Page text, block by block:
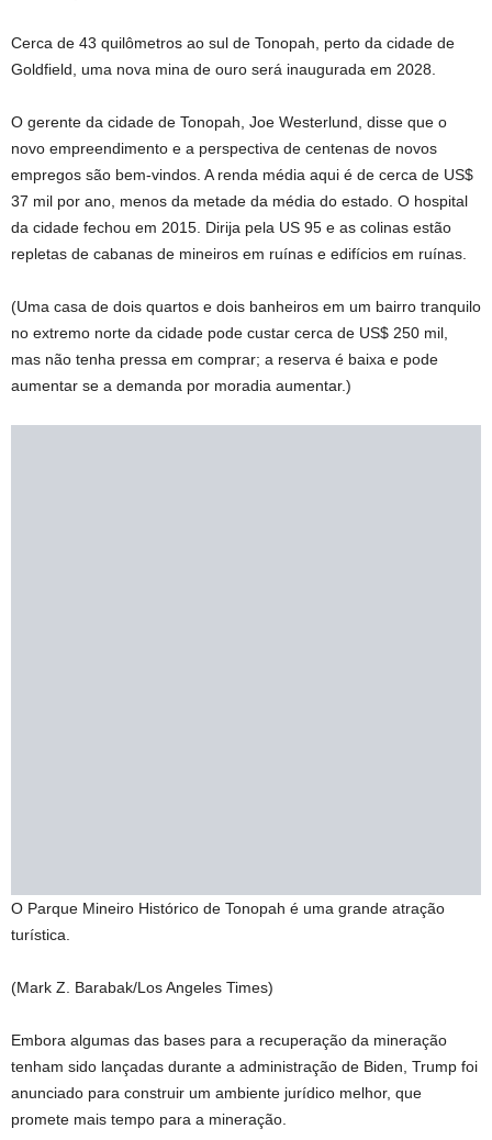
Cerca de 43 quilômetros ao sul de Tonopah, perto da cidade de
Goldfield, uma nova mina de ouro será inaugurada em 2028.
O gerente da cidade de Tonopah, Joe Westerlund, disse que o
novo empreendimento e a perspectiva de centenas de novos
empregos são bem-vindos. A renda média aqui é de cerca de US$
37 mil por ano, menos da metade da média do estado. O hospital
da cidade fechou em 2015. Dirija pela US 95 e as colinas estão
repletas de cabanas de mineiros em ruínas e edifícios em ruínas.
(Uma casa de dois quartos e dois banheiros em um bairro tranquilo
no extremo norte da cidade pode custar cerca de US$ 250 mil,
mas não tenha pressa em comprar; a reserva é baixa e pode
aumentar se a demanda por moradia aumentar.)
O Parque Mineiro Histórico de Tonopah é uma grande atração
turística.
(Mark Z. Barabak/Los Angeles Times)
Embora algumas das bases para a recuperação da mineração
tenham sido lançadas durante a administração de Biden, Trump foi
anunciado para construir um ambiente jurídico melhor, que
promete mais tempo para a mineração.